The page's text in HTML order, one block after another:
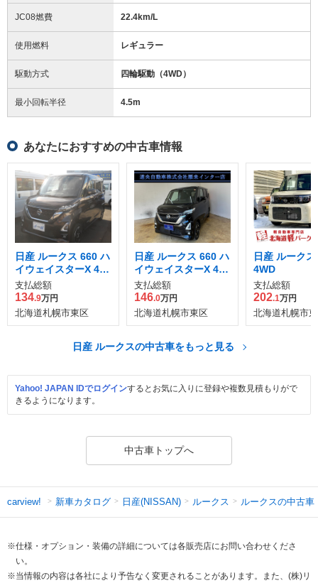
JC08燃費 22.4km/L
使用燃料 レギュラー
駆動方式 四輪駆動（4WD）
最小回転半径 4.5m
あなたにおすすめの中古車情報
日産 ルークス 660 ハ
イウェイスターX 4W
D
支払総額
134.9万円
北海道札幌市東区
日産 ルークス 660 ハ
イウェイスターX 4W
D
支払総額
146.0万円
北海道札幌市東区
日産 ルーク
4WD
支払総額
202.1万円
北海道札幌市
日産 ルークスの中古車をもっと見る
Yahoo! JAPAN IDでログインするとお気に入りに登録や複数見積もりがで
きるようになります。
中古車トップへ
carview! 新車カタログ 日産(NISSAN) ルークス ルークスの中古車
※仕様・オプション・装備の詳細については各販売店にお問い合わせくださ
い。
※当情報の内容は各社により予告なく変更されることがあります。また、(株)リ